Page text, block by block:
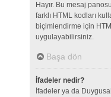
Hayır. Bu mesaj
farklı HTML kodları
biçimlendirme için
uygulayabilirsiniz.
Başa dön
İfadeler nedir?
İfadeler ya da